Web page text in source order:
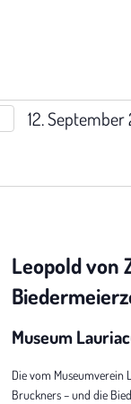
12. September
t
ä
h
e
Leopold von
Museum
Die vom Museumverein
Bruckners – und die